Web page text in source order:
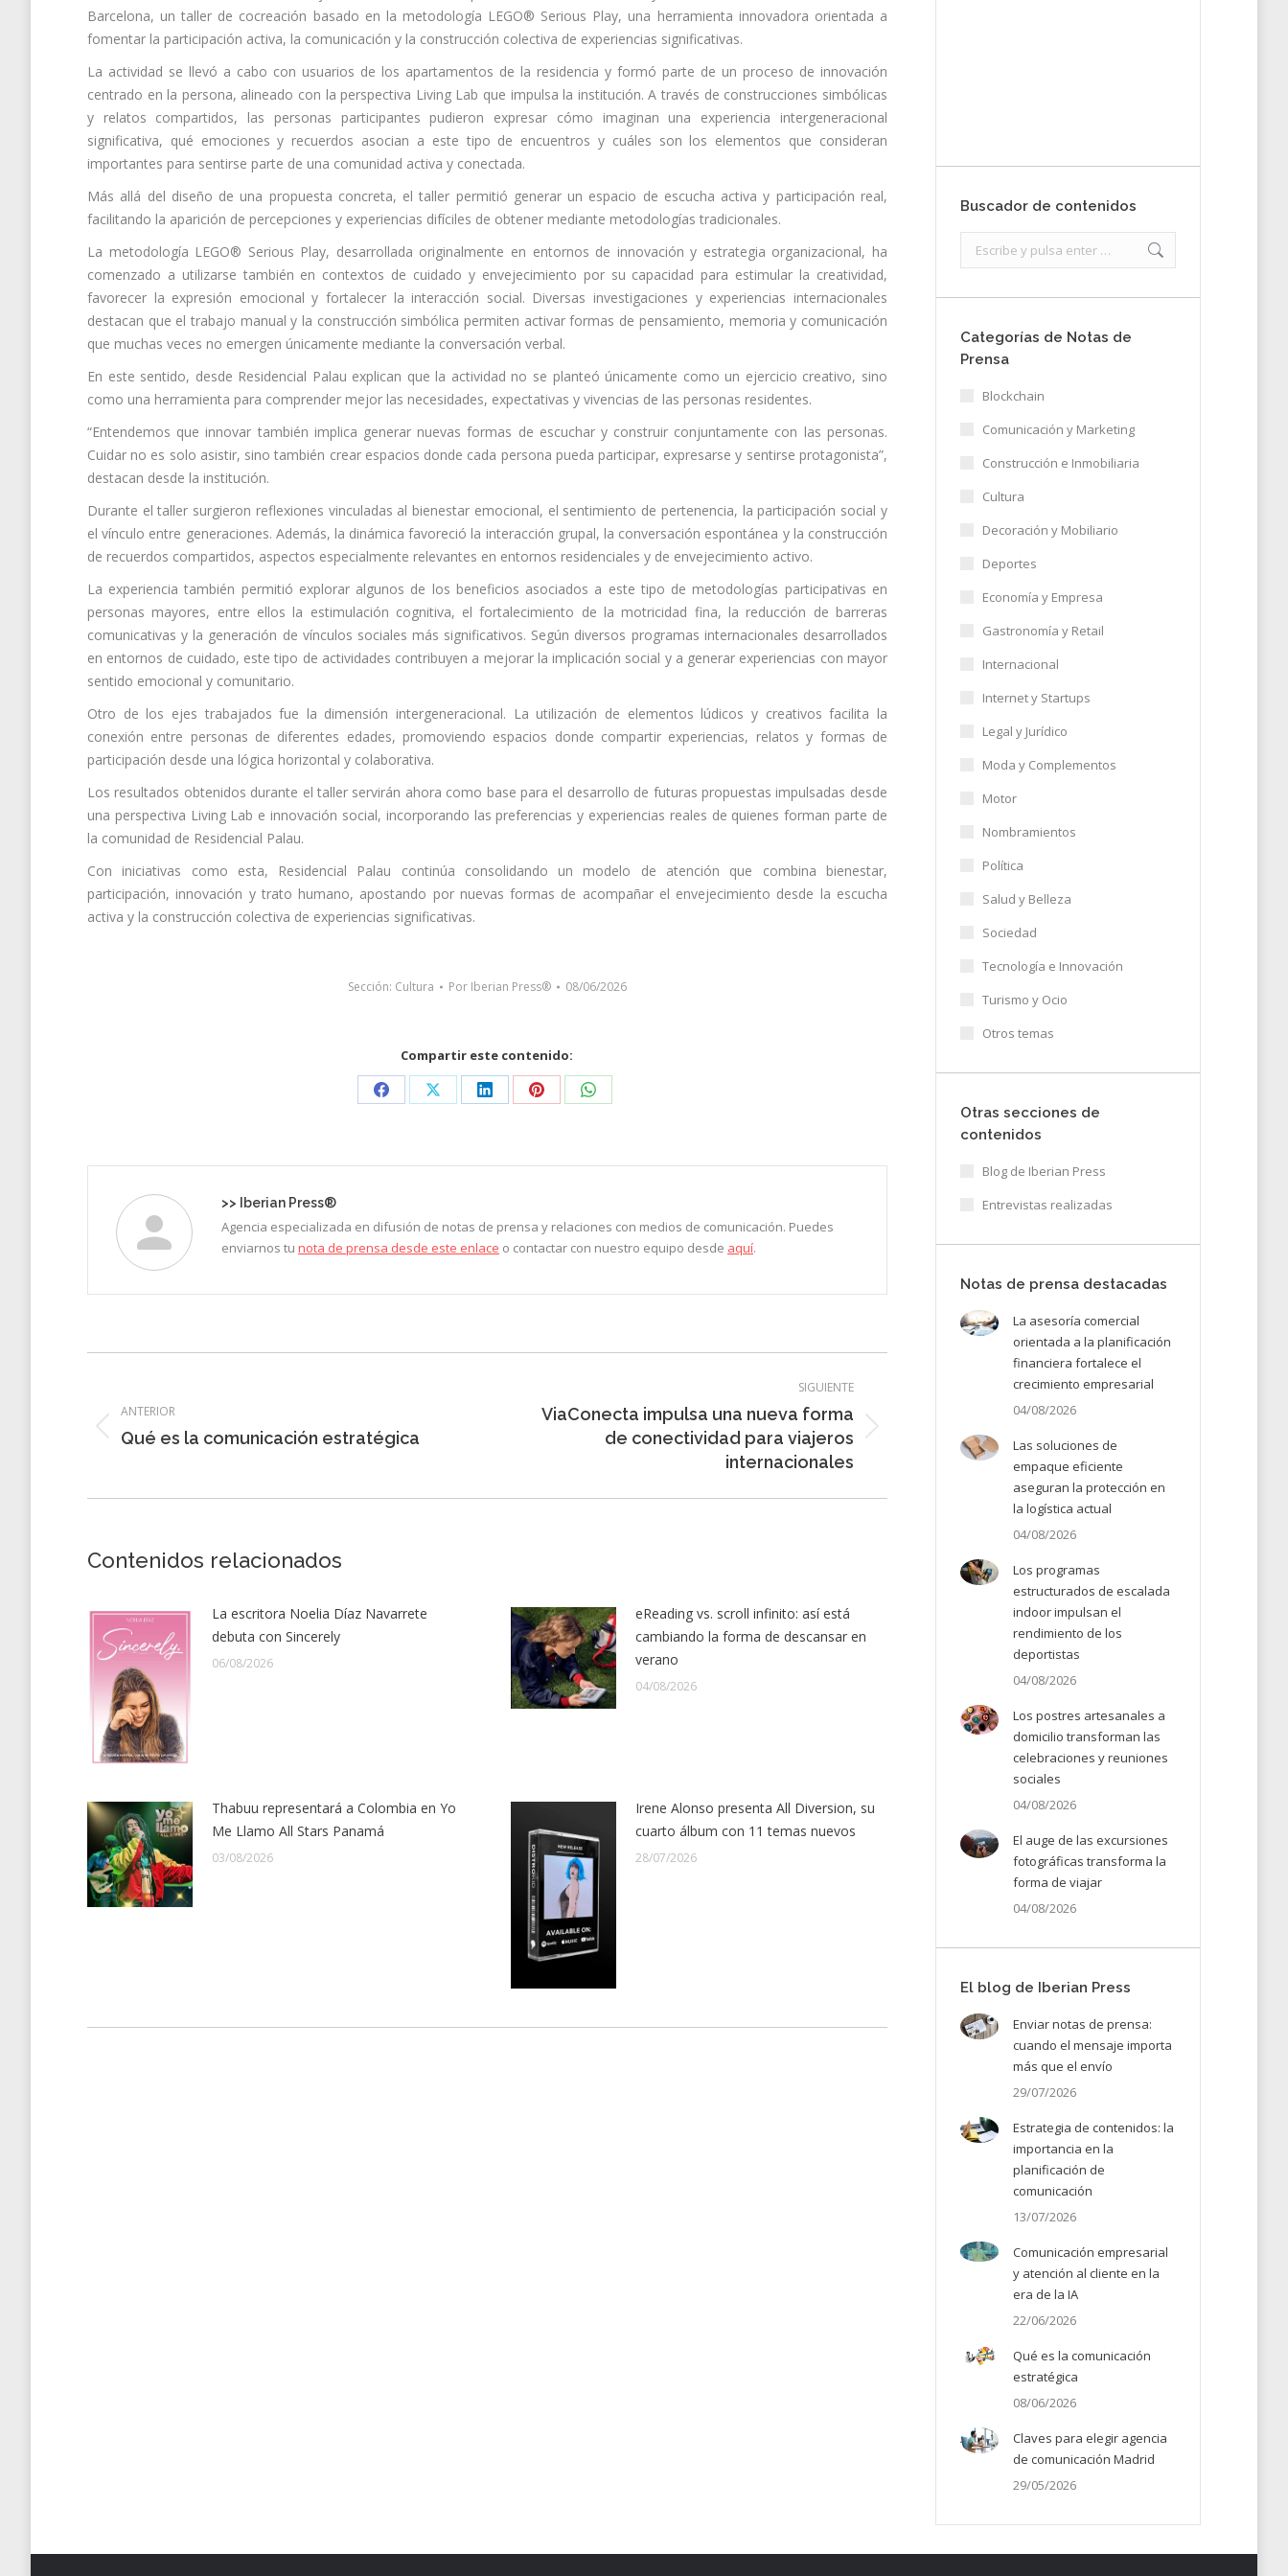
Barcelona, un taller de cocreación basado en la metodología LEGO® Serious Play, una herramienta innovadora orientada a
fomentar la participación activa, la comunicación y la construcción colectiva de experiencias significativas.
La actividad se llevó a cabo con usuarios de los apartamentos de la residencia y formó parte de un proceso de innovación
centrado en la persona, alineado con la perspectiva Living Lab que impulsa la institución. A través de construcciones simbólicas
y relatos compartidos, las personas participantes pudieron expresar cómo imaginan una experiencia intergeneracional
significativa, qué emociones y recuerdos asocian a este tipo de encuentros y cuáles son los elementos que consideran
importantes para sentirse parte de una comunidad activa y conectada.
Más allá del diseño de una propuesta concreta, el taller permitió generar un espacio de escucha activa y participación real,
facilitando la aparición de percepciones y experiencias difíciles de obtener mediante metodologías tradicionales.
La metodología LEGO® Serious Play, desarrollada originalmente en entornos de innovación y estrategia organizacional, ha
comenzado a utilizarse también en contextos de cuidado y envejecimiento por su capacidad para estimular la creatividad,
favorecer la expresión emocional y fortalecer la interacción social. Diversas investigaciones y experiencias internacionales
destacan que el trabajo manual y la construcción simbólica permiten activar formas de pensamiento, memoria y comunicación
que muchas veces no emergen únicamente mediante la conversación verbal.
En este sentido, desde Residencial Palau explican que la actividad no se planteó únicamente como un ejercicio creativo, sino
como una herramienta para comprender mejor las necesidades, expectativas y vivencias de las personas residentes.
“Entendemos que innovar también implica generar nuevas formas de escuchar y construir conjuntamente con las personas.
Cuidar no es solo asistir, sino también crear espacios donde cada persona pueda participar, expresarse y sentirse protagonista”,
destacan desde la institución.
Durante el taller surgieron reflexiones vinculadas al bienestar emocional, el sentimiento de pertenencia, la participación social y
el vínculo entre generaciones. Además, la dinámica favoreció la interacción grupal, la conversación espontánea y la construcción
de recuerdos compartidos, aspectos especialmente relevantes en entornos residenciales y de envejecimiento activo.
La experiencia también permitió explorar algunos de los beneficios asociados a este tipo de metodologías participativas en
personas mayores, entre ellos la estimulación cognitiva, el fortalecimiento de la motricidad fina, la reducción de barreras
comunicativas y la generación de vínculos sociales más significativos. Según diversos programas internacionales desarrollados
en entornos de cuidado, este tipo de actividades contribuyen a mejorar la implicación social y a generar experiencias con mayor
sentido emocional y comunitario.
Otro de los ejes trabajados fue la dimensión intergeneracional. La utilización de elementos lúdicos y creativos facilita la
conexión entre personas de diferentes edades, promoviendo espacios donde compartir experiencias, relatos y formas de
participación desde una lógica horizontal y colaborativa.
Los resultados obtenidos durante el taller servirán ahora como base para el desarrollo de futuras propuestas impulsadas desde
una perspectiva Living Lab e innovación social, incorporando las preferencias y experiencias reales de quienes forman parte de
la comunidad de Residencial Palau.
Con iniciativas como esta, Residencial Palau continúa consolidando un modelo de atención que combina bienestar,
participación, innovación y trato humano, apostando por nuevas formas de acompañar el envejecimiento desde la escucha
activa y la construcción colectiva de experiencias significativas.
Sección: Cultura Por Iberian Press® 08/06/2026
Compartir este contenido:
Share
Facebook
Share
X
Share
LinkedIn
Share
Pinterest
Share
WhatsApp
>> Iberian Press®
Agencia especializada en difusión de notas de prensa y relaciones con medios de comunicación. Puedes
enviarnos tu nota de prensa desde este enlace o contactar con nuestro equipo desde aquí.
entre
entradas
ANTERIOR
Entrada
Qué es la comunicación estratégica
SIGUIENTE
ViaConecta impulsa una nueva forma
de conectividad para viajeros
internacionales
Contenidos relacionados
La escritora Noelia Díaz Navarrete
debuta con Sincerely
06/08/2026
eReading vs. scroll infinito: así está
cambiando la forma de descansar en
verano
04/08/2026
Thabuu representará a Colombia en Yo
Me Llamo All Stars Panamá
03/08/2026
Irene Alonso presenta All Diversion, su
cuarto álbum con 11 temas nuevos
28/07/2026
Buscador de contenidos
Categorías de Notas de
Prensa
Blockchain
Comunicación y Marketing
Construcción e Inmobiliaria
Cultura
Decoración y Mobiliario
Deportes
Economía y Empresa
Gastronomía y Retail
Internacional
Internet y Startups
Legal y Jurídico
Moda y Complementos
Motor
Nombramientos
Política
Salud y Belleza
Sociedad
Tecnología e Innovación
Turismo y Ocio
Otros temas
Otras secciones de
contenidos
Blog de Iberian Press
Entrevistas realizadas
Notas de prensa destacadas
La asesoría comercial
orientada a la planificación
financiera fortalece el
crecimiento empresarial
04/08/2026
Las soluciones de
empaque eficiente
aseguran la protección en
la logística actual
04/08/2026
Los programas
estructurados de escalada
indoor impulsan el
rendimiento de los
deportistas
04/08/2026
Los postres artesanales a
domicilio transforman las
celebraciones y reuniones
sociales
04/08/2026
El auge de las excursiones
fotográficas transforma la
forma de viajar
04/08/2026
El blog de Iberian Press
Enviar notas de prensa:
cuando el mensaje importa
más que el envío
29/07/2026
Estrategia de contenidos: la
importancia en la
planificación de
comunicación
13/07/2026
Comunicación empresarial
y atención al cliente en la
era de la IA
22/06/2026
Qué es la comunicación
estratégica
08/06/2026
Claves para elegir agencia
de comunicación Madrid
29/05/2026